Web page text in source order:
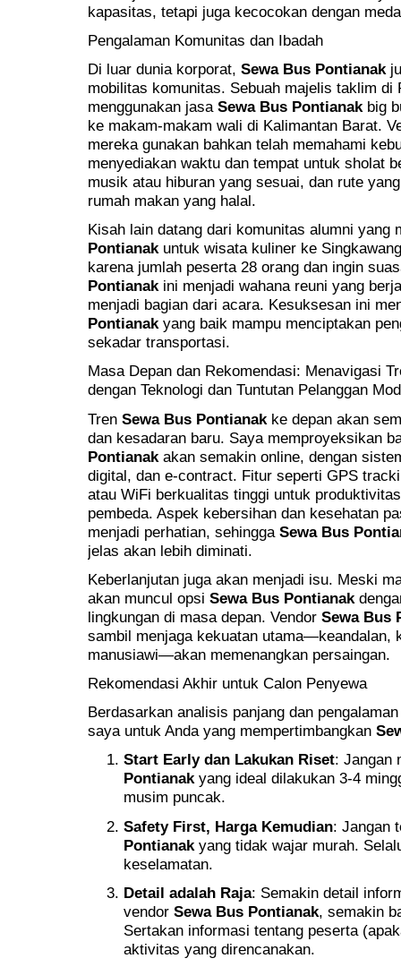
kapasitas, tetapi juga kecocokan dengan
Pengalaman Komunitas dan Ibadah
Di luar dunia korporat, Sewa Bus Pontianak
mobilitas komunitas. Sebuah majelis taklim di
menggunakan jasa Sewa Bus Pontianakbig
ke makam-makam wali di Kalimantan Barat.
mereka gunakan bahkan telah memahami
menyediakan waktu dan tempat untuk sholat
musik atau hiburan yang sesuai, dan rute
rumah makan yang halal.
Kisah lain datang dari komunitas alumni yang
Pontianakuntuk wisata kuliner ke
karena jumlah peserta 28 orang dan ingin
Pontianakini menjadi wahana reuni yang
menjadi bagian dari acara. Kesuksesan ini
Pontianakyang baik mampu menciptakan
sekadar transportasi.
Masa Depan dan Rekomendasi: Menavigasi
dengan Teknologi dan Tuntutan Pelanggan
Tren Sewa Bus Pontianak ke depan akan
dan kesadaran baru. Saya memproyeksikan
Pontianak akan semakin online, dengan
digital, dan e-contract. Fitur seperti GPS
atau WiFi berkualitas tinggi untuk
pembeda. Aspek kebersihan dan kesehatan
menjadi perhatian, sehingga Sewa Bus
jelas akan lebih diminati.
Keberlanjutan juga akan menjadi isu. Meski
akan muncul opsi Sewa Bus Pontianak
lingkungan di masa depan. Vendor Sewa Bus
sambil menjaga kekuatan utama—keandalan,
manusiawi—akan memenangkan persaingan.
Rekomendasi Akhir untuk Calon Penyewa
Berdasarkan analisis panjang dan
saya untuk Anda yang mempertimbangkan
Start Early dan Lakukan Riset: Jangan
Pontianakyang ideal dilakukan 3-4
musim puncak.
Safety First, Harga Kemudian: Jangan
Pontianak yang tidak wajar murah.
keselamatan.
Detail adalah Raja: Semakin detail
vendor Sewa Bus Pontianak, semakin
Sertakan informasi tentang peserta
aktivitas yang direncanakan.